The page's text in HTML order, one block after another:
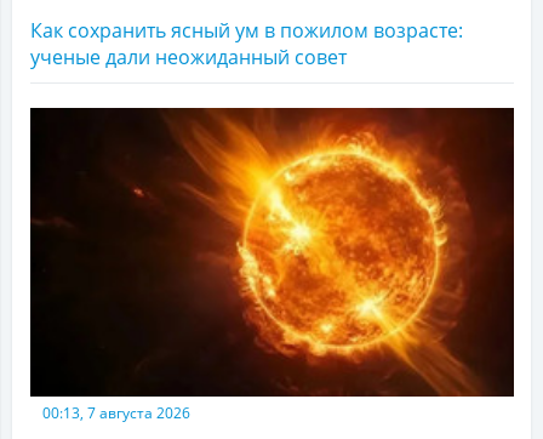
Как сохранить ясный ум в пожилом возрасте:
ученые дали неожиданный совет
00:13, 7 августа 2026